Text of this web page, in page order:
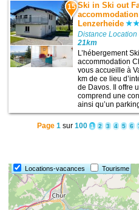
15 Ski in Ski out
Lenzerheide
Distance
21km
L’hébergement
accommodation
vous accueille à
km de ce lieu
de Davos. Il offre
comprend une
ainsi qu’un
Page 1 sur 100 1 2 3 4 5 6
Locations-vacances Tourisme